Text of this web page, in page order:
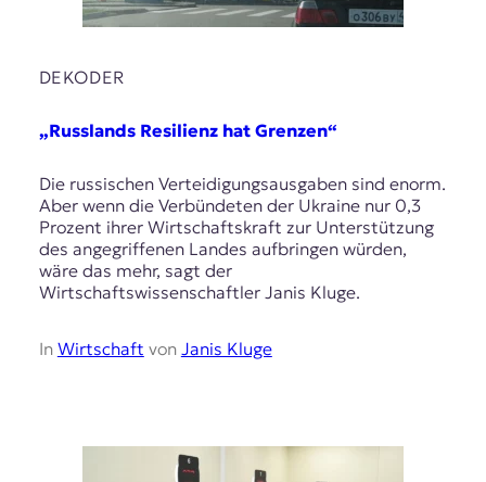
DEKODER
„Russlands Resilienz hat Grenzen“
Die russischen Verteidigungsausgaben sind enorm.
Aber wenn die Verbündeten der Ukraine nur 0,3
Prozent ihrer Wirtschaftskraft zur Unterstützung
des angegriffenen Landes aufbringen würden,
wäre das mehr, sagt der
Wirtschaftswissenschaftler Janis Kluge.
In Wirtschaft von Janis Kluge